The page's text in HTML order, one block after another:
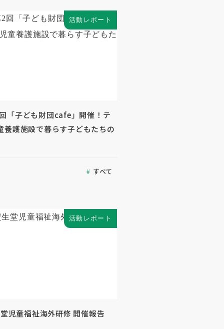
活動レポート
「子ども財団cafe」開催！テ
養護施設で暮らす子どもたちの
すべて
活動レポート
児童福祉海外研修 開催報告